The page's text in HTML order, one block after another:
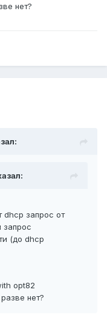
нет?
dhcp запрос от
запрос
(до dhcp
opt82
нет?